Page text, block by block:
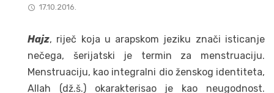
17.10.2016.
Hajz, riječ koja u arapskom jeziku znači isticanje
nečega, šerijatski je termin za menstruaciju.
Menstruaciju, kao integralni dio ženskog identiteta,
Allah (dž.š.) okarakterisao je kao neugodnost.